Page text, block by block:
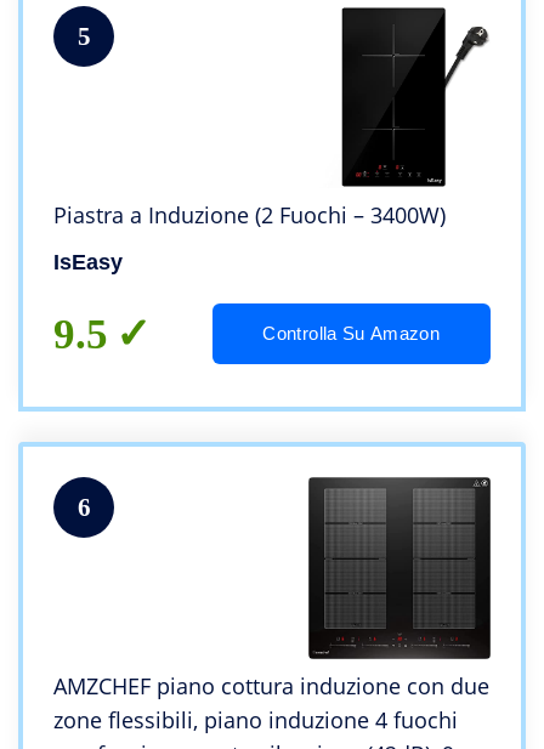
5
Piastra a Induzione (2 Fuochi – 3400W)
IsEasy
9.5 Controlla Su Amazon
6
AMZCHEF piano cottura induzione con due
zone flessibili, piano induzione 4 fuochi